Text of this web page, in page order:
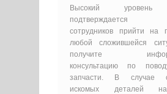
Высокий уровень
подтверждается
сотрудников прийти на
любой сложившейся
получите
консультацию по
запчасти. В случае
искомых деталей